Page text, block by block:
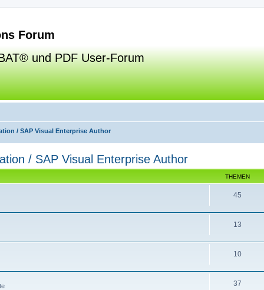
Forum
und PDF User-Forum
/ SAP Visual Enterprise Author
/ SAP Visual Enterprise Author
THEMEN
45
13
10
37